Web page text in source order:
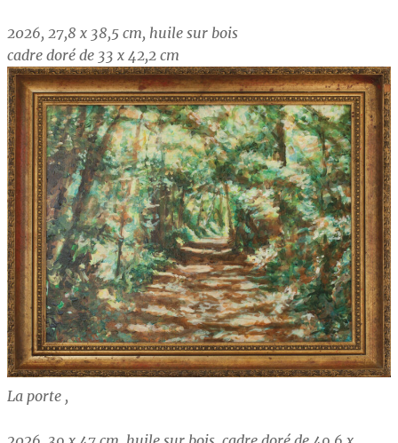
2026, 27,8 x 38,5 cm, huile sur bois
cadre doré de 33 x 42,2 cm
La porte ,